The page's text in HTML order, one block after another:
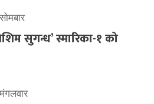
सुगन्ध’ स्मारिका-१ को